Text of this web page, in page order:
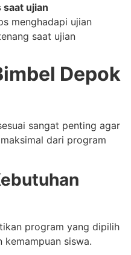
ujian
menghadapi ujian
saat ujian
Depok
sangat penting agar
dari program
program yang dipilih
siswa.